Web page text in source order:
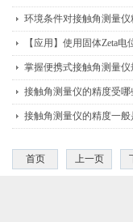
环境条件对接触角测量
【应用】使用固体Zeta
掌握便携式接触角测量
接触角测量仪的精度受哪
接触角测量仪的精度一般
首页 上一页